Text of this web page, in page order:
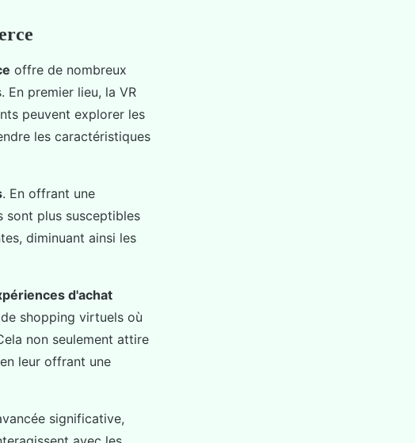
offre de nombreux
premier lieu, la VR
peuvent explorer les
les caractéristiques
. En offrant une
sont plus susceptibles
diminuant ainsi les
d'achat
shopping virtuels où
non seulement attire
leur offrant une
significative,